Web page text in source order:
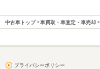
中古車トップ 車買取・車査定・車売却
プライバシーポリシー